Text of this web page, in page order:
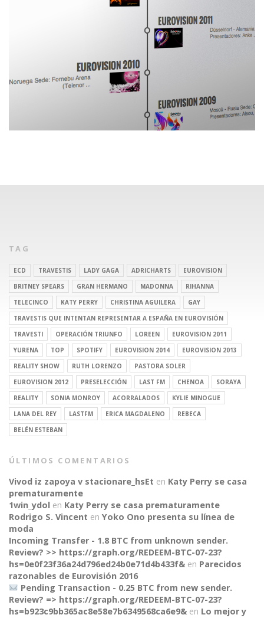
CONNECT
TAG
ECD TRAVESTIS LADY GAGA ADRICHARTS
EUROVISION
BRITNEY SPEARS
GRAN HERMANO MADONNA
RIHANNA
TELECINCO
KATY PERRY CHRISTINA AGUILERA
GAY
TRAVESTIS QUE INTENTAN REPRESENTAR A ESPAÑA EN EUROVISIÓN
TRAVESTI
OPERACIÓN TRIUNFO LOREEN
EUROVISION 2011
YURENA
TOP SPOTIFY EUROVISION 2014
EUROVISION 2013
REALITY SHOW
RUTH LORENZO
PASTORA SOLER
EUROVISION 2012
PRESELECCIÓN LAST FM CHENOA
SORAYA
REALITY
SONIA MONROY ACORRALADOS
KYLIE MINOGUE
LANA DEL REY
LASTFM ERICA MAGDALENO
REBECA
BELÉN ESTEBAN
ÚLTIMOS COMENTARIOS
Vivod iz zapoya v stacionare_hsEt en Katy Perry se casa
prematuramente
1win_ydol en Katy Perry se casa prematuramente
Rodrigo S. Vincent en Yoko Ono presenta su línea de
moda
Incoming Transfer - 1.8 BTC from unknown sender.
Review? >> https://graph.org/REDEEM-BTC-07-23?
hs=0e0f23f36a24d796ed24b0e71d4b433f& en Parecidos
razonables de Eurovisión 2016
Pending Transaction - 0.25 BTC from new sender.
Review? => https://graph.org/REDEEM-BTC-07-23?
hs=b923c9bb365ac8e58e7b6349568ca6e9& en Lo mejor y